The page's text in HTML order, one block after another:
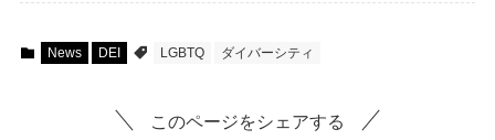
News DEI LGBTQ ダイバーシティ
このページをシェアする